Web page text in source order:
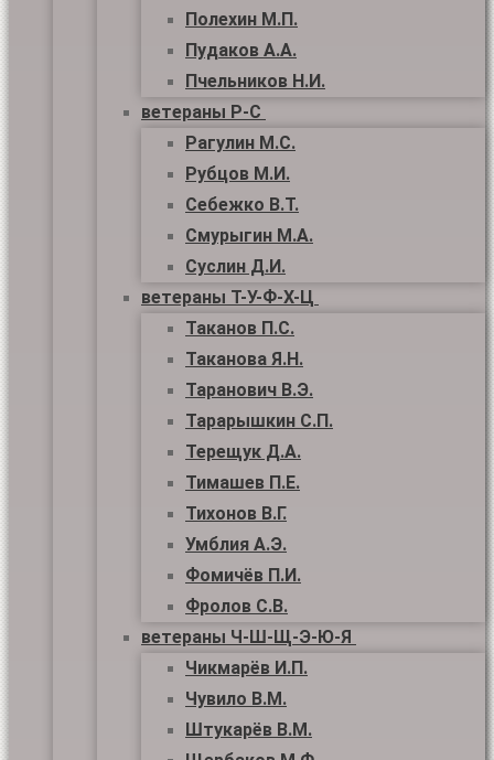
Полехин М.П.
Пудаков А.А.
Пчельников Н.И.
ветераны Р-С
Рагулин М.С.
Рубцов М.И.
Себежко В.Т.
Смурыгин М.А.
Суслин Д.И.
ветераны Т-У-Ф-Х-Ц
Таканов П.С.
Таканова Я.Н.
Таранович В.Э.
Тарарышкин С.П.
Терещук Д.А.
Тимашев П.Е.
Тихонов В.Г.
Умблия А.Э.
Фомичёв П.И.
Фролов С.В.
ветераны Ч-Ш-Щ-Э-Ю-Я
Чикмарёв И.П.
Чувило В.М.
Штукарёв В.М.